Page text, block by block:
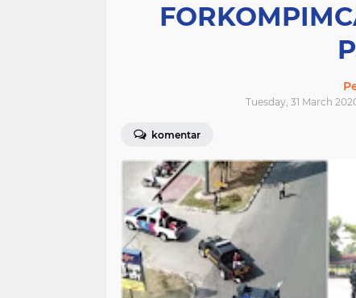
Tuesday, 31 March
komentar